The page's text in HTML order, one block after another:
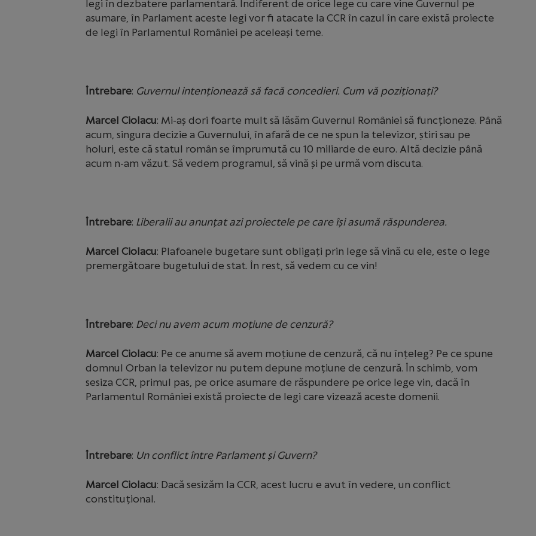
legi în dezbatere parlamentară. Indiferent de orice lege cu care vine Guvernul pe
asumare, în Parlament aceste legi vor fi atacate la CCR în cazul în care există proiecte
de legi în Parlamentul României pe aceleași teme.
Întrebare: Guvernul intenționează să facă concedieri. Cum vă poziționați?
Marcel Ciolacu: Mi-aș dori foarte mult să lăsăm Guvernul României să funcționeze. Până
acum, singura decizie a Guvernului, în afară de ce ne spun la televizor, știri sau pe
holuri, este că statul român se împrumută cu 10 miliarde de euro. Altă decizie până
acum n-am văzut. Să vedem programul, să vină și pe urmă vom discuta.
Întrebare: Liberalii au anunțat azi proiectele pe care își asumă răspunderea.
Marcel Ciolacu: Plafoanele bugetare sunt obligați prin lege să vină cu ele, este o lege
premergătoare bugetului de stat. În rest, să vedem cu ce vin!
Întrebare: Deci nu avem acum moțiune de cenzură?
Marcel Ciolacu: Pe ce anume să avem moțiune de cenzură, că nu înțeleg? Pe ce spune
domnul Orban la televizor nu putem depune moțiune de cenzură. În schimb, vom
sesiza CCR, primul pas, pe orice asumare de răspundere pe orice lege vin, dacă în
Parlamentul României există proiecte de legi care vizează aceste domenii.
Întrebare: Un conflict între Parlament și Guvern?
Marcel Ciolacu: Dacă sesizăm la CCR, acest lucru e avut în vedere, un conflict
constituțional.